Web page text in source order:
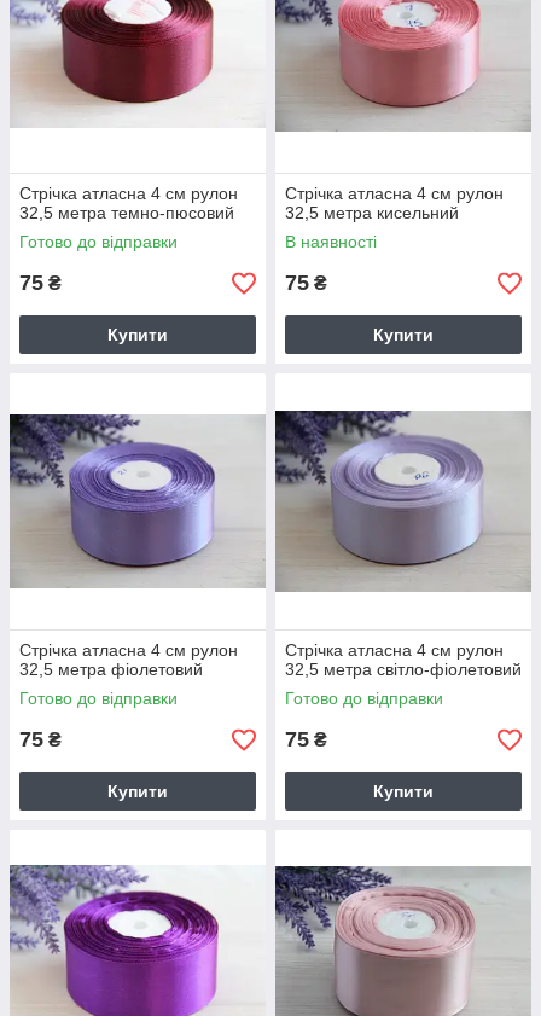
Стрічка атласна 4 см рулон
32,5 метра темно-пюсовий
Готово до відправки
75 ₴
Купити
Стрічка атласна 4 см рулон
32,5 метра кисельний
В наявності
75 ₴
Купити
Стрічка атласна 4 см рулон
32,5 метра фіолетовий
Готово до відправки
75 ₴
Купити
Стрічка атласна 4 см рулон
32,5 метра світло-фіолетовий
Готово до відправки
75 ₴
Купити